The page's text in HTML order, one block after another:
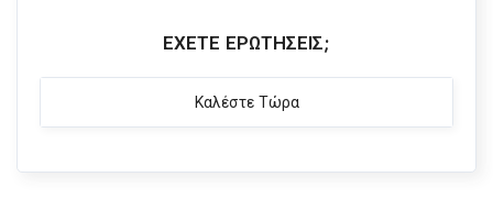
ΈΧΕΤΕ ΕΡΩΤΉΣΕΙΣ;
Καλέστε Τώρα